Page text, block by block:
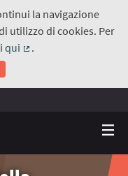
la navigazione
utilizzo di cookies. Per
qui
.